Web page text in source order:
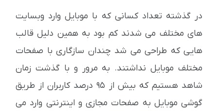
در گذشته تعداد کسانی که با موبایل وارد وبسایت
های مختلف می شدند کم بود به همین دلیل قالب
هایی که طراحی می شد چندان سازگاری با صفحات
مختلف موبایل نداشتند. به مرور و با گذشت زمان
شاهد هستیم که بیش از 95 درصد کاربران از طریق
گوشی موبایل به صفحات مجازی و اینترنتی وارد می